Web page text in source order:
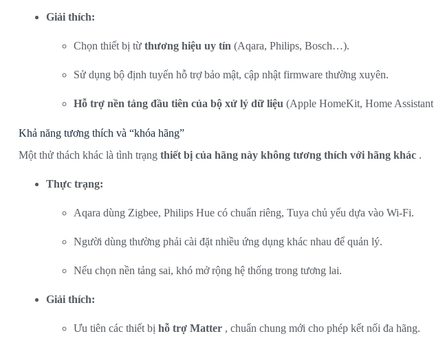
Giải thích:
Chọn thiết bị từ thương hiệu uy tín (Aqara, Philips, Bosch…).
Sử dụng bộ định tuyến hỗ trợ bảo mật, cập nhật firmware thường xuyên.
Hỗ trợ nền tảng đầu tiên của bộ xử lý dữ liệu (Apple HomeKit, Home Assistant
Khả năng tương thích và “khóa hãng”
Một thử thách khác là tình trạng thiết bị của hãng này không tương thích với hãng khác .
Thực trạng:
Aqara dùng Zigbee, Philips Hue có chuẩn riêng, Tuya chủ yếu dựa vào Wi-Fi.
Người dùng thường phải cài đặt nhiều ứng dụng khác nhau để quản lý.
Nếu chọn nền tảng sai, khó mở rộng hệ thống trong tương lai.
Giải thích:
Ưu tiên các thiết bị hỗ trợ Matter , chuẩn chung mới cho phép kết nối đa hãng.